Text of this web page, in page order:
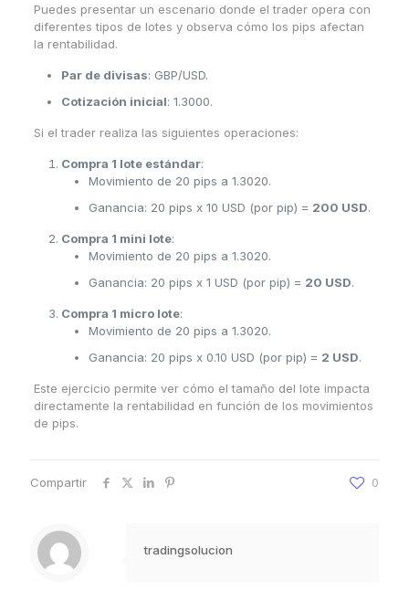
Puedes presentar un escenario donde el trader opera con
diferentes tipos de lotes y observa cómo los pips afectan
la rentabilidad.
Par de divisas: GBP/USD.
Cotización inicial: 1.3000.
Si el trader realiza las siguientes operaciones:
Compra 1 lote estándar:
Movimiento de 20 pips a 1.3020.
Ganancia: 20 pips x 10 USD (por pip) = 200 USD.
Compra 1 mini lote:
Movimiento de 20 pips a 1.3020.
Ganancia: 20 pips x 1 USD (por pip) = 20 USD.
Compra 1 micro lote:
Movimiento de 20 pips a 1.3020.
Ganancia: 20 pips x 0.10 USD (por pip) = 2 USD.
Este ejercicio permite ver cómo el tamaño del lote impacta
directamente la rentabilidad en función de los movimientos
de pips.
Compartir 0
tradingsolucion